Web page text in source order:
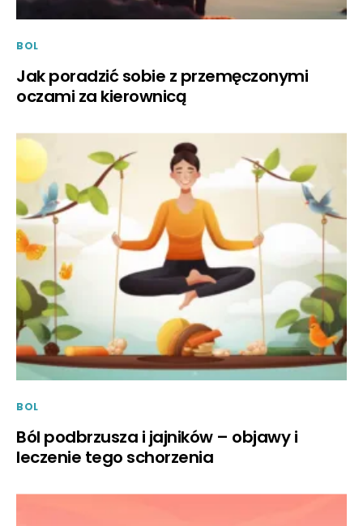
BOL
Jak poradzić sobie z przemęczonymi
oczami za kierownicą
BOL
Ból podbrzusza i jajników – objawy i
leczenie tego schorzenia